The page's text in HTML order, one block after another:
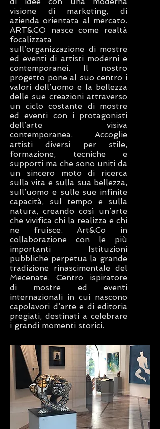
visione di marketing, di
azienda orientata al mercato.
ART&CO nasce come realtà
focalizzata
sull’organizzazione di mostre
ed eventi di artisti moderni e
contemporanei. Il nostro
progetto pone al suo centro i
valori dell’uomo e la bellezza
delle sue creazioni attraverso
un ciclo costante di mostre
ed eventi con i protagonisti
dell’arte visiva
contemporanea. Accoglie
artisti diversi per stile,
formazione, tecniche e
supporti ma che sono uniti da
un sincero moto di ricerca
sulla vita e sulla sua bellezza,
sull’uomo e sulle sue infinite
capacità, sul tempo e sulla
natura, creando così un’arte
che vivifica chi la realizza e chi
ne fruisce. Art&Co in
collaborazione con le più
importanti Istituzioni
pubbliche perpetua la grande
tradizione rinascimentale del
Mecenate. Centro ispiratore
di mostre ed eventi
internazionali in cui nascono
capolavori d’arte e di editoria
pregiati, destinati a celebrare
i grandi momenti storici.